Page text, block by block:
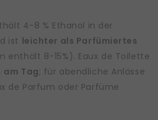
4-8 % Ethanol in der
ist leichter als Parfümiertes
enthält 8-15%). Eaux de Toilette
am Tag; für abendliche Anlässe
de Parfum oder Parfüme